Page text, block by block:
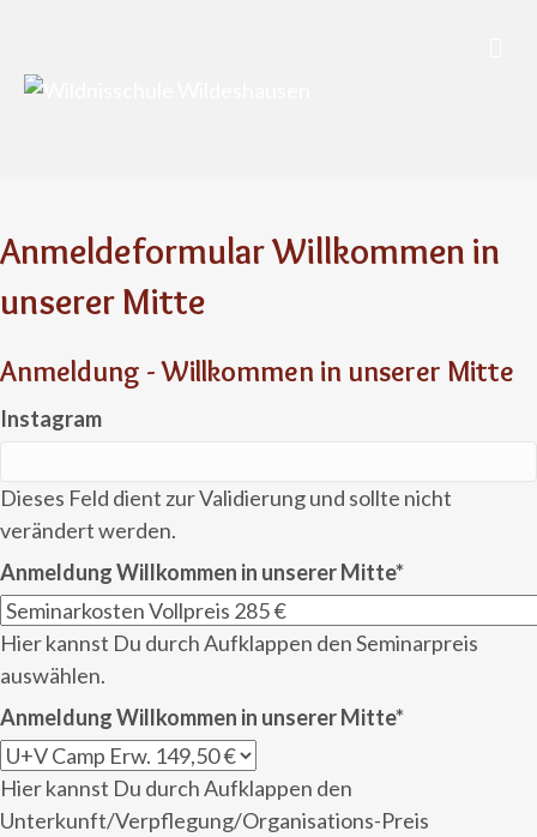
Anmeldeformular Willkommen in
unserer Mitte
Anmeldung - Willkommen in unserer Mitte
Instagram
Dieses Feld dient zur Validierung und sollte nicht
verändert werden.
Anmeldung Willkommen in unserer Mitte*
Hier kannst Du durch Aufklappen den Seminarpreis
auswählen.
Anmeldung Willkommen in unserer Mitte*
Hier kannst Du durch Aufklappen den
Unterkunft/Verpflegung/Organisations-Preis